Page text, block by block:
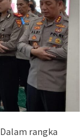
rangka